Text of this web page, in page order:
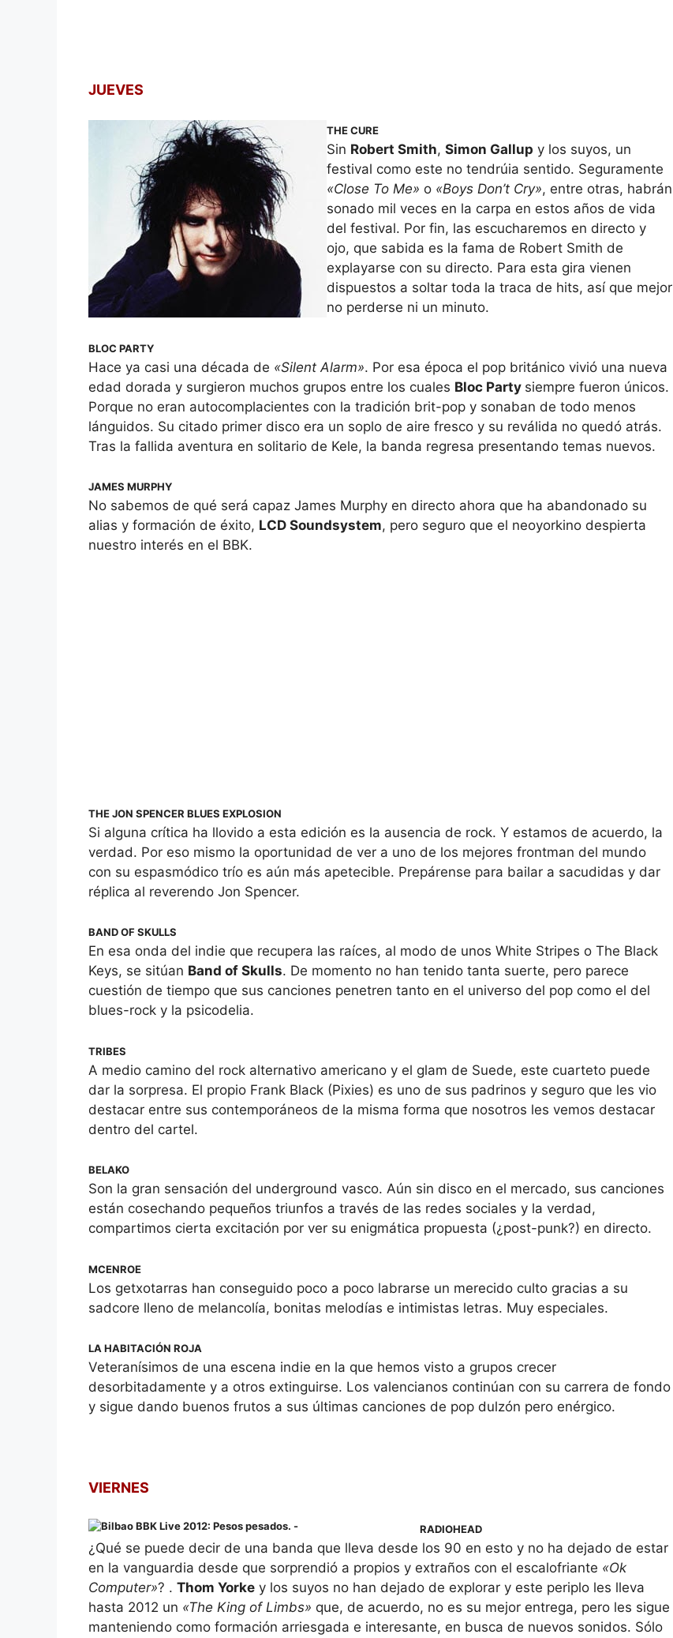
JUEVES
THE CURE
Sin Robert Smith, Simon Gallup y los suyos, un
festival como este no tendrúia sentido. Seguramente
«Close To Me» o «Boys Don’t Cry», entre otras, habrán
sonado mil veces en la carpa en estos años de vida
del festival. Por fin, las escucharemos en directo y
ojo, que sabida es la fama de Robert Smith de
explayarse con su directo. Para esta gira vienen
dispuestos a soltar toda la traca de hits, así que mejor
no perderse ni un minuto.
BLOC PARTY
Hace ya casi una década de «Silent Alarm». Por esa época el pop británico vivió una nueva
edad dorada y surgieron muchos grupos entre los cuales Bloc Party siempre fueron únicos.
Porque no eran autocomplacientes con la tradición brit-pop y sonaban de todo menos
lánguidos. Su citado primer disco era un soplo de aire fresco y su reválida no quedó atrás.
Tras la fallida aventura en solitario de Kele, la banda regresa presentando temas nuevos.
JAMES MURPHY
No sabemos de qué será capaz James Murphy en directo ahora que ha abandonado su
alias y formación de éxito, LCD Soundsystem, pero seguro que el neoyorkino despierta
nuestro interés en el BBK.
THE JON SPENCER BLUES EXPLOSION
Si alguna crítica ha llovido a esta edición es la ausencia de rock. Y estamos de acuerdo, la
verdad. Por eso mismo la oportunidad de ver a uno de los mejores frontman del mundo
con su espasmódico trío es aún más apetecible. Prepárense para bailar a sacudidas y dar
réplica al reverendo Jon Spencer.
BAND OF SKULLS
En esa onda del indie que recupera las raíces, al modo de unos White Stripes o The Black
Keys, se sitúan Band of Skulls. De momento no han tenido tanta suerte, pero parece
cuestión de tiempo que sus canciones penetren tanto en el universo del pop como el del
blues-rock y la psicodelia.
TRIBES
A medio camino del rock alternativo americano y el glam de Suede, este cuarteto puede
dar la sorpresa. El propio Frank Black (Pixies) es uno de sus padrinos y seguro que les vio
destacar entre sus contemporáneos de la misma forma que nosotros les vemos destacar
dentro del cartel.
BELAKO
Son la gran sensación del underground vasco. Aún sin disco en el mercado, sus canciones
están cosechando pequeños triunfos a través de las redes sociales y la verdad,
compartimos cierta excitación por ver su enigmática propuesta (¿post-punk?) en directo.
MCENROE
Los getxotarras han conseguido poco a poco labrarse un merecido culto gracias a su
sadcore lleno de melancolía, bonitas melodías e intimistas letras. Muy especiales.
LA HABITACIÓN ROJA
Veteranísimos de una escena indie en la que hemos visto a grupos crecer
desorbitadamente y a otros extinguirse. Los valencianos continúan con su carrera de fondo
y sigue dando buenos frutos a sus últimas canciones de pop dulzón pero enérgico.
VIERNES
RADIOHEAD
¿Qué se puede decir de una banda que lleva desde los 90 en esto y no ha dejado de estar
en la vanguardia desde que sorprendió a propios y extraños con el escalofriante «Ok
Computer»? . Thom Yorke y los suyos no han dejado de explorar y este periplo les lleva
hasta 2012 un «The King of Limbs» que, de acuerdo, no es su mejor entrega, pero les sigue
manteniendo como formación arriesgada e interesante, en busca de nuevos sonidos. Sólo